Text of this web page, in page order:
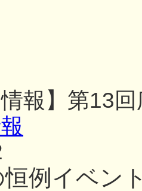
情報】第13
例イベン